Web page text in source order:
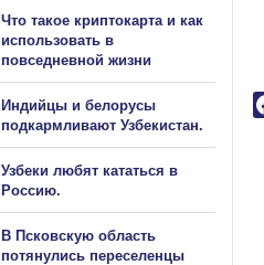
Что такое криптокарта и как
использовать в
повседневной жизни
Индийцы и белорусы
подкармливают Узбекистан.
Узбеки любят кататься в
Россию.
В Псковскую область
потянулись переселенцы